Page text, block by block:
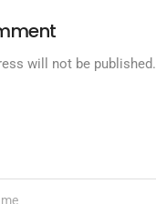
will not be published.